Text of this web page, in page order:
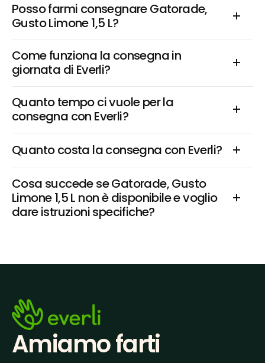
Posso farmi consegnare Gatorade,
Gusto Limone 1,5 L?
Come funziona la consegna in
giornata di Everli?
Quanto tempo ci vuole per la
consegna con Everli?
Quanto costa la consegna con Everli?
Cosa succede se Gatorade, Gusto
Limone 1,5 L non è disponibile e voglio
dare istruzioni specifiche?
Amiamo farti